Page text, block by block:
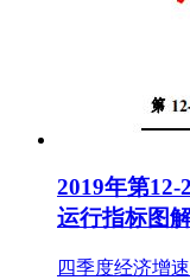
2019年第12-
运行指标图
四季度经济增